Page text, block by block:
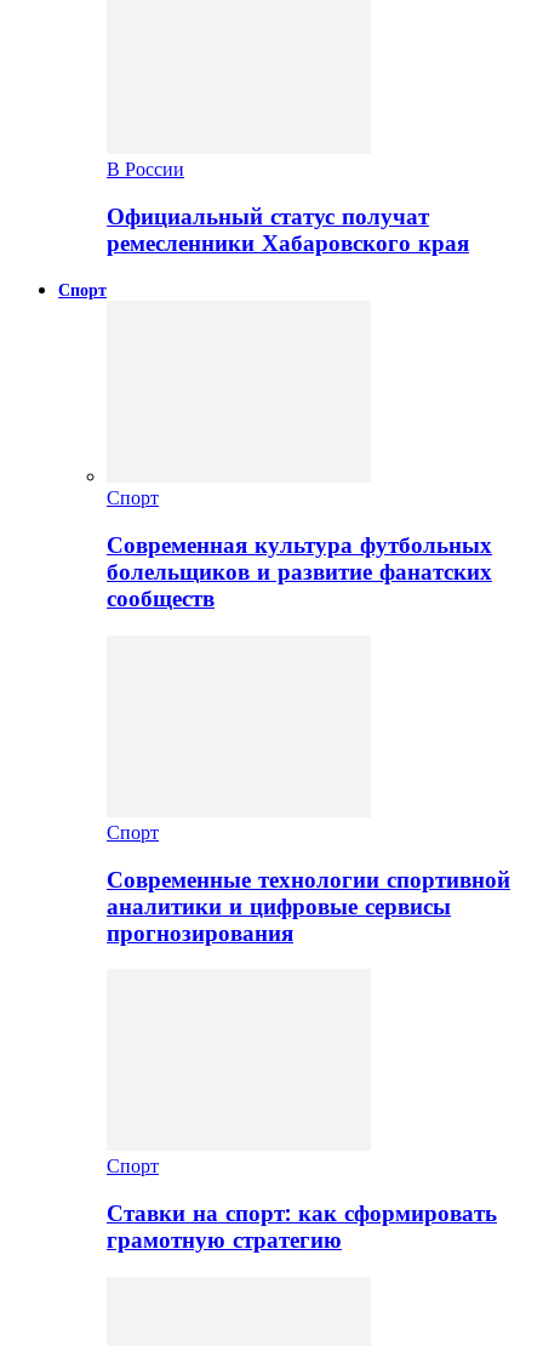
В России
Официальный статус получат
ремесленники Хабаровского края
Спорт
Спорт
Современная культура футбольных
болельщиков и развитие фанатских
сообществ
Спорт
Современные технологии спортивной
аналитики и цифровые сервисы
прогнозирования
Спорт
Ставки на спорт: как сформировать
грамотную стратегию